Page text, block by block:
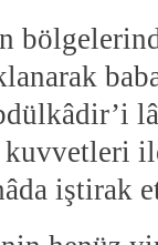
kuvvetleri
iştirak